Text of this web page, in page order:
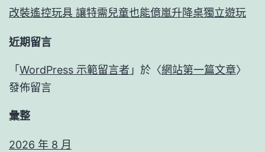
改裝遙控玩具 讓特需兒童也能億嵐升降桌獨立遊玩
近期留言
「 WordPress 示範留言者 」於〈網站第一篇文章〉
發佈留言
彙整
2026 年 8 月